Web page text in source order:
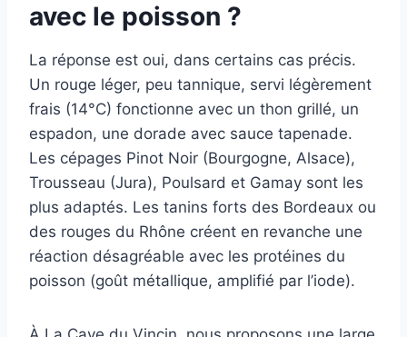
avec le poisson ?
La réponse est oui, dans certains cas précis.
Un rouge léger, peu tannique, servi légèrement
frais (14°C) fonctionne avec un thon grillé, un
espadon, une dorade avec sauce tapenade.
Les cépages Pinot Noir (Bourgogne, Alsace),
Trousseau (Jura), Poulsard et Gamay sont les
plus adaptés. Les tanins forts des Bordeaux ou
des rouges du Rhône créent en revanche une
réaction désagréable avec les protéines du
poisson (goût métallique, amplifié par l’iode).